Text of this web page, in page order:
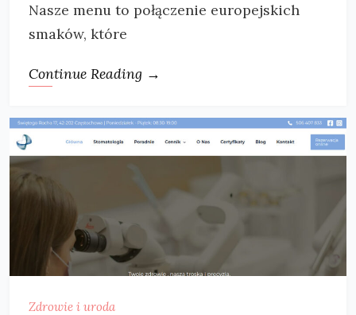
Nasze menu to połączenie europejskich
smaków, które
Continue Reading →
Zdrowie i uroda